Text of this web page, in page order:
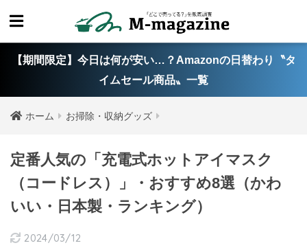
【期間限定】今日は何が安い…？Amazonの日替わり〝タ
イムセール商品〟一覧
ホーム お掃除・収納グッズ
定番人気の「充電式ホットアイマスク
（コードレス）」・おすすめ8選（かわ
いい・日本製・ランキング）
2024/03/12